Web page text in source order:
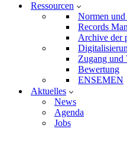
Ressourcen
Normen und
Records
Archive der
Zugang und
Bewertung
ENSEMEN
Aktuelles
News
Agenda
Jobs